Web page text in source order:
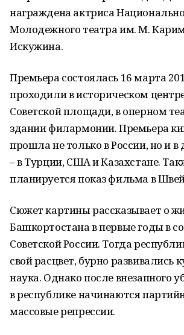
награждена актриса
Молодежного театра им. М.
Искужина.
Премьера состоялась 16 марта
проходили в историческом
Советской площади, в оперном
здании филармонии. Премьера
прошла не только в России, но и в
– в Турции, США и Казахстане.
планируется показ фильма в
Сюжет картины рассказывает о
Башкортостана в первые годы в
Советской России. Тогда
свой расцвет, бурно развивались
наука. Однако после внезапного
в республике начинаются
массовые репрессии.